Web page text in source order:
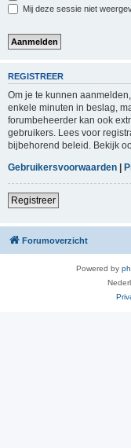
Mij deze sessie niet
REGISTREER
Om je te kunnen
enkele minuten in beslag,
forumbeheerder kan ook
gebruikers. Lees voor
bijbehorend beleid. Bekijk
Gebruikersvoorwaarden |
Registreer
Forumoverzicht
Powered by